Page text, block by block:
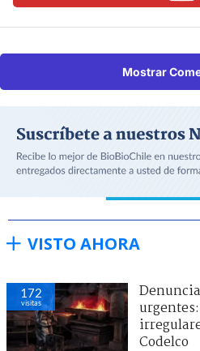
Mostrar
VISTO AHORA
172
visitas
Codelco